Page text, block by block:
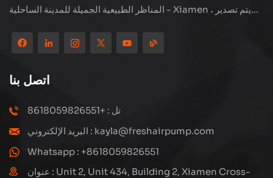
المناظر الطبيعية الجميلة للمدينة الساحلية - Xiamen ، يتم تصدير
دولية واسعة. لدى Subang Technology فريق مبيعات محترف
ونظام خدمة فعال بعد البيع ، نحن نستكشف دائمًا ودراسة كيفية ترقية
منتجاتنا باستمرار من خلال الابتكار لتلبية الاحتياجات المتزايدة للعملاء.
التركيز الأساسي للشركة على إنتاج وتصنيع الضواغط عالية الضغط ،
تصميمها الهيكلي هو علمي ومعقول ، لضمان الأداء الفعال للمنتجات.
اتصل بنا
تل : +8618059826551
البريد الإلكتروني : kayla@freshairpump.com
Whatsapp : +8618059826551
عنوان : Unit 2, Unit 434, Building 2, Xiamen Cross-